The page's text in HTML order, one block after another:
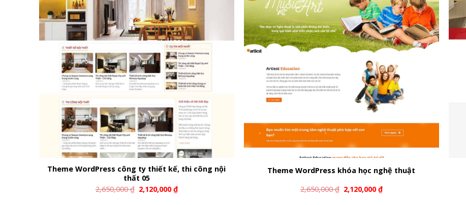
Theme WordPress công ty thiết kế, thi công nội
thất 05
2,650,000₫ 2,120,000₫
Theme WordPress khóa học nghệ thuật
2,650,000₫ 2,120,000₫